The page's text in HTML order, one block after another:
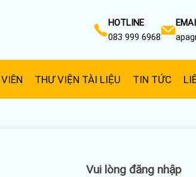
HOTLINE
083 999 6968
THƯ VIỆN TÀI LIỆU TIN TỨC
Vui lòng đăng nhập